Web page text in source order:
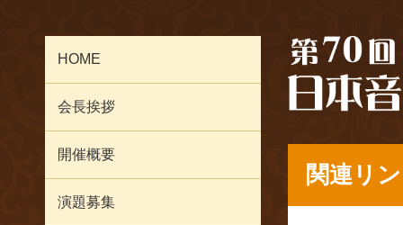
HOME
会長挨拶
開催概要
演題募集
関連リ